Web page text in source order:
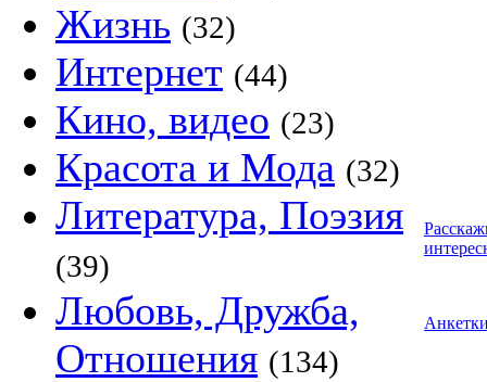
Жизнь (32)
Интернет (44)
Кино, видео (23)
Красота и Мода (32)
Литература, Поэзия
(39)
Любовь, Дружба,
Отношения (134)